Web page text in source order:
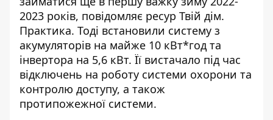
2023 років, повідомляє ресур Твій дім.
Практика. Тоді встановили систему з
акумуляторів на майже 10 кВт*год та
інвертора на 5,6 кВт. Її вистачало під час
відключень на роботу системи охорони та
контролю доступу, а також
протипожежної системи.